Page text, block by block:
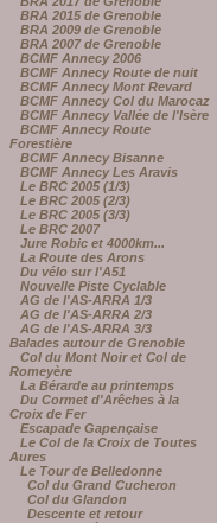
BRA 2015 de Grenoble
BRA 2009 de Grenoble
BRA 2007 de Grenoble
BCMF Annecy 2006
BCMF Annecy Route de nuit
BCMF Annecy Mont Revard
BCMF Annecy Col du Marocaz
BCMF Annecy Vallée de l'Isère
BCMF Annecy Route
Forestière
BCMF Annecy Bisanne
BCMF Annecy Les Aravis
Le BRC 2005 (1/3)
Le BRC 2005 (2/3)
Le BRC 2005 (3/3)
Le BRC 2007
Jure Robic et 4000km...
La Route des Arons
Du vélo sur l'A51
Nouvelle Piste Cyclable
AG de l'AS-ARRA 1/3
AG de l'AS-ARRA 2/3
AG de l'AS-ARRA 3/3
Balades autour de Grenoble
Col du Mont Noir et Col de
Romeyère
La Bérarde au printemps
Du Cormet d'Arêches à la
Croix de Fer
Escapade Gapençaise
Le Col de la Croix de Toutes
Aures
Le Tour de Belledonne
Col du Grand Cucheron
Col du Glandon
Descente et retour